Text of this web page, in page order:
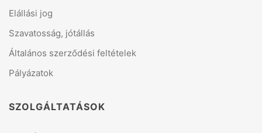
Elállási jog
Szavatosság, jótállás
Általános szerződési feltételek
Pályázatok
SZOLGÁLTATÁSOK